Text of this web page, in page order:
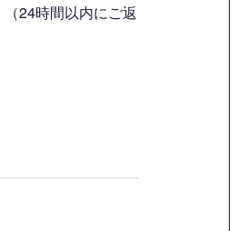
24時間以内にご返